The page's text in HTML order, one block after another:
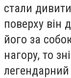
стали
поверху він
його за
нагору, то